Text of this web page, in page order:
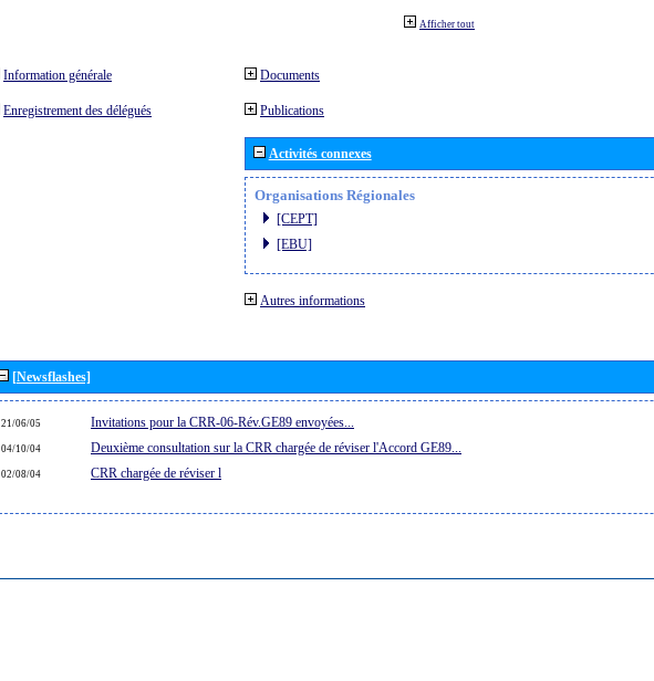
Afficher tout
Information générale
Enregistrement des délégués
Documents
Publications
Activités connexes
Organisations Régionales
[CEPT]
[EBU]
Autres informations
[Newsflashes]
21/06/05 Invitations pour la CRR-06-Rév.GE89 envoyées...
04/10/04 Deuxième consultation sur la CRR chargée de réviser l'Accord GE89...
02/08/04 CRR chargée de réviser l